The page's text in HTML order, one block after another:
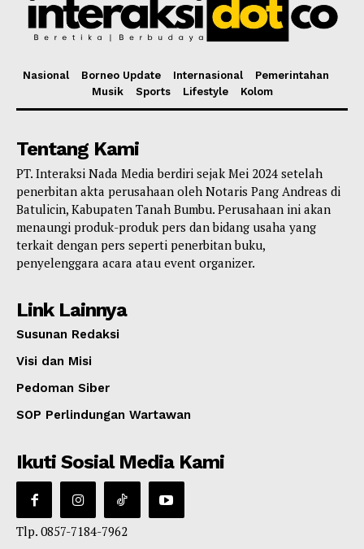
Nasional Borneo Update Internasional
Pemerintahan
Musik
Sports Lifestyle Kolom
Tentang Kami
PT. Interaksi Nada Media berdiri sejak Mei 2024 setelah
penerbitan akta perusahaan oleh Notaris Pang Andreas di
Batulicin, Kabupaten Tanah Bumbu. Perusahaan ini akan
menaungi produk-produk pers dan bidang usaha yang
terkait dengan pers seperti penerbitan buku,
penyelenggara acara atau event organizer.
Link Lainnya
Susunan Redaksi
Visi dan Misi
Pedoman Siber
SOP Perlindungan Wartawan
Ikuti Sosial Media Kami
Tlp. 0857-7184-7962